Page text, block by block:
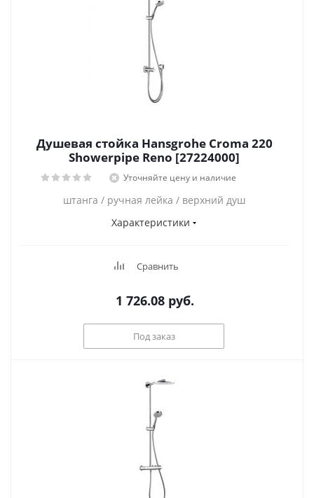
Душевая стойка Hansgrohe Croma 220
Showerpipe Reno [27224000]
Уточняйте цену и наличие
штанга / ручная лейка / верхний душ
Характеристики
Сравнить
1 726.08руб.
Под заказ